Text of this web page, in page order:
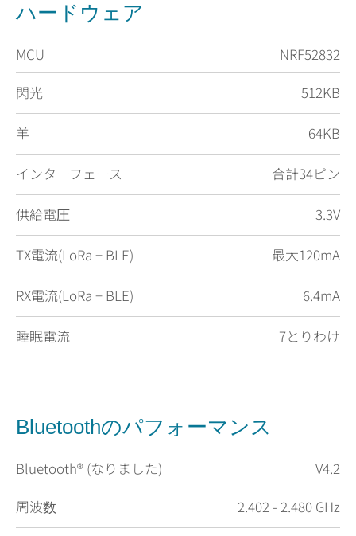
ハードウェア
MCU
NRF52832
閃光
512KB
羊 64KB
インターフェース 合計34ピン
供給電圧 3.3V
TX電流(LoRa + BLE) 最大120mA
RX電流(LoRa + BLE) 6.4mA
睡眠電流 7とりわけ
Bluetoothのパフォーマンス
Bluetooth® (なりました)
V4.2
周波数
2.402 - 2.480 GHz